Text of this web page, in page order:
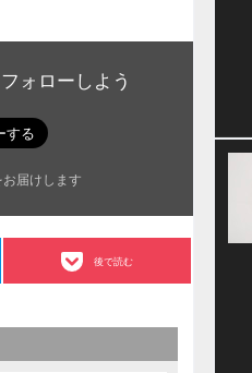
ォローしよう
届けします
後で読む